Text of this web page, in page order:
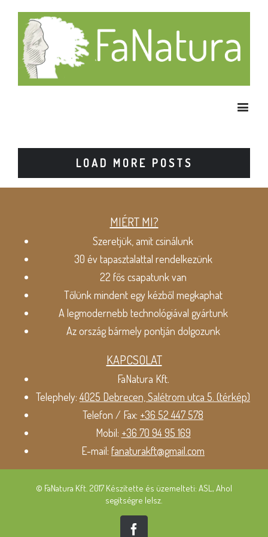
LOAD MORE POSTS
MIÉRT MI?
Szeretjük, amit csinálunk
30 év tapasztalattal rendelkezünk
22 fős csapatunk van
Tőlünk mindent egy kézből megkaphat
A legmodernebb technológiával gyártunk
Az ország bármely pontján dolgozunk
KAPCSOLAT
FaNatura Kft.
Telephely:4025 Debrecen, Salétrom utca 5. (térkép)
Telefon / Fax: +36 52 447 578
Mobil: +36 70 94 95 169
E-mail: fanaturakft@gmail.com
© FaNatura Kft. 2017 Készítette és üzemelteti: ASL, Ahol
segítségre lelsz.